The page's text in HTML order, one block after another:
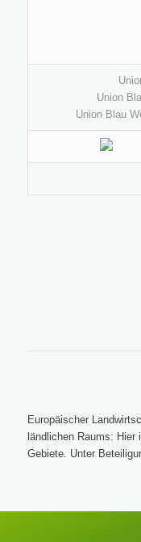
Union
Union Blau
Europäischer
ländlichen Raums:
Gebiete. Unter